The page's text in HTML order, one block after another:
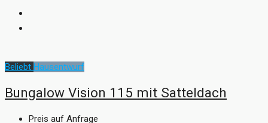
Beliebt Hausentwurf
Bungalow Vision 115 mit Satteldach
Preis auf Anfrage